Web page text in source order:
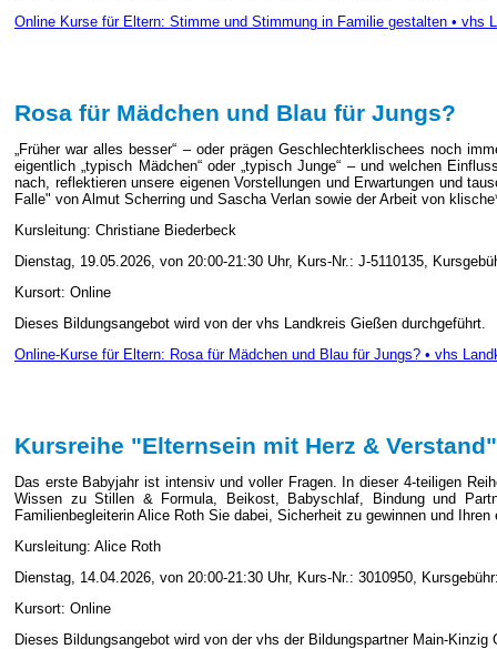
Online Kurse für Eltern: Stimme und Stimmung in Familie gestalten • vhs
Rosa für Mädchen und Blau für Jungs?
„Früher war alles besser“ – oder prägen Geschlechterklischees noch
eigentlich „typisch Mädchen“ oder „typisch Junge“ – und welchen
nach, reflektieren unsere eigenen Vorstellungen und Erwartungen und
Falle" von Almut Scherring und Sascha Verlan sowie der Arbeit von
Kursleitung: Christiane Biederbeck
Dienstag, 19.05.2026, von 20:00-21:30 Uhr, Kurs-Nr.: J-5110135,
Kursort: Online
Dieses Bildungsangebot wird von der vhs Landkreis Gießen durchgeführt.
Online-Kurse für Eltern: Rosa für Mädchen und Blau für Jungs? • vhs
Kursreihe "Elternsein mit Herz & Verstand"
Das erste Babyjahr ist intensiv und voller Fragen. In dieser 4-teiligen
Wissen zu Stillen & Formula, Beikost, Babyschlaf, Bindung und
Familienbegleiterin Alice Roth Sie dabei, Sicherheit zu gewinnen und
Kursleitung: Alice Roth
Dienstag, 14.04.2026, von 20:00-21:30 Uhr, Kurs-Nr.: 3010950,
Kursort: Online
Dieses Bildungsangebot wird von der vhs der Bildungspartner Main-Kinzig